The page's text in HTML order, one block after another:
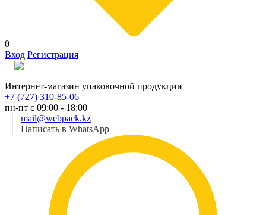
0
Вход Регистрация
Интернет-магазин упаковочной продукции
+7 (727) 310-85-06
пн-пт с 09:00 - 18:00
mail@webpack.kz
Написать в WhatsApp